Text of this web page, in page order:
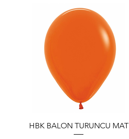
Hızlı Bakış
HBK BALON TURUNCU MAT